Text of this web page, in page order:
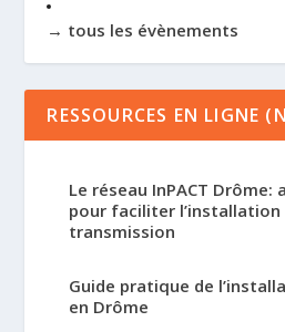
→ tous les évènements
RESSOURCES EN LIGNE
Le réseau InPACT Drôme:
pour faciliter l’installation
transmission
Guide pratique de
en Drôme